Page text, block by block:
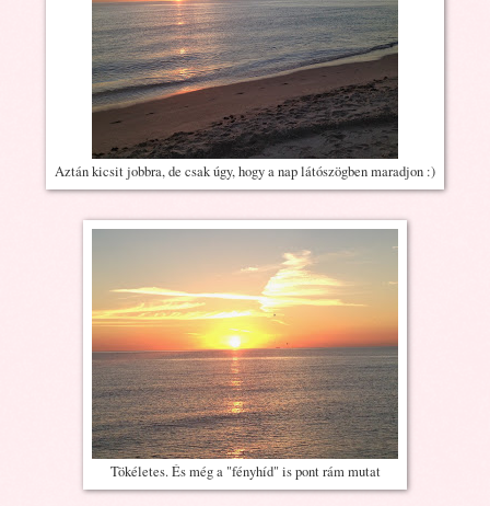
Aztán kicsit jobbra, de csak úgy, hogy a nap látószögben maradjon :)
Tökéletes. És még a "fényhíd" is pont rám mutat